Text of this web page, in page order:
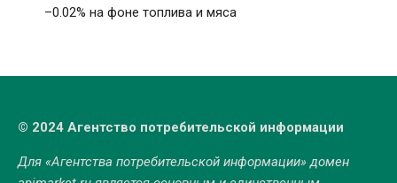
–0.02% на фоне топлива и мяса
© 2024 Агентство потребительской информации
Для «Агентства потребительской информации» домен